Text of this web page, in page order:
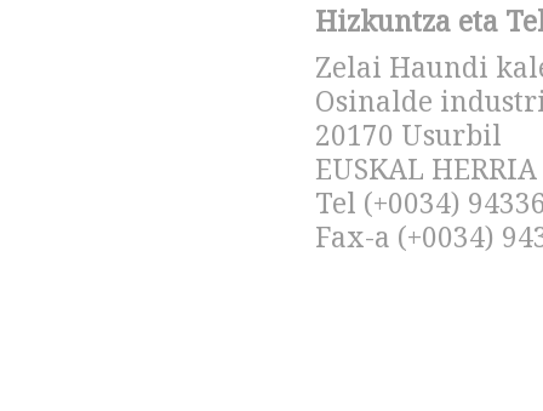
Hizkuntza eta
Zelai Haundi
Osinalde
20170 Usurbil
EUSKAL HERRIA
Tel (+0034)
Fax-a (+0034)